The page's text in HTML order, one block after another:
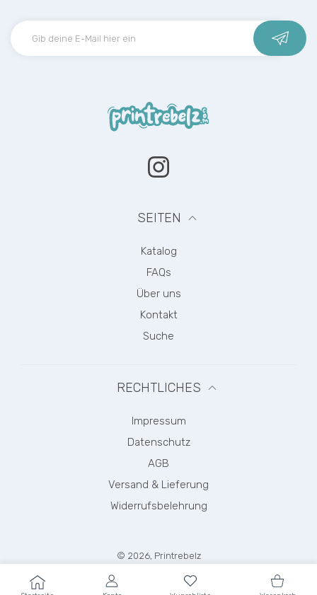
BENUTZERKONTO Wunschliste
Instagram
SEITEN
Katalog
FAQs
Über uns
Kontakt
Suche
RECHTLICHES
Impressum
Datenschutz
AGB
Versand & Lieferung
Widerrufsbelehrung
© 2026, Printrebelz
Zahlungsmethoden